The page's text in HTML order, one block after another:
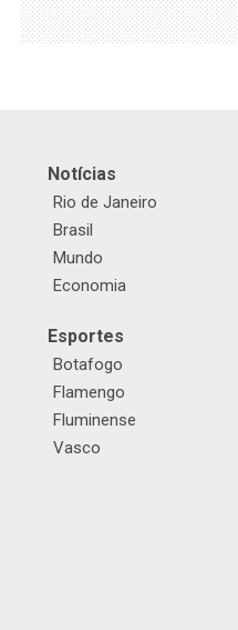
Notícias
Rio de Janeiro
Brasil
Mundo
Economia
Esportes
Botafogo
Flamengo
Fluminense
Vasco